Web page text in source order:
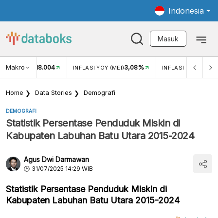
Indonesia
Masuk
Makro
USD/IDR 18.004 INFLASI YOY (MEI)3,08% INFLASI MOM (MEI)
Home Data Stories Demografi
DEMOGRAFI
Statistik Persentase Penduduk Miskin di
Kabupaten Labuhan Batu Utara 2015-2024
Agus Dwi Darmawan
31/07/2025 14:29 WIB
Statistik Persentase Penduduk Miskin di
Kabupaten Labuhan Batu Utara 2015-2024